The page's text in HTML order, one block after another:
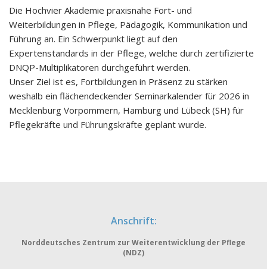
Die Hochvier Akademie praxisnahe Fort- und
Weiterbildungen in Pflege, Pädagogik, Kommunikation und
Führung an. Ein Schwerpunkt liegt auf den
Expertenstandards in der Pflege, welche durch zertifizierte
DNQP-Multiplikatoren durchgeführt werden.
Unser Ziel ist es, Fortbildungen in Präsenz zu stärken
weshalb ein flächendeckender Seminarkalender für 2026 in
Mecklenburg Vorpommern, Hamburg und Lübeck (SH) für
Pflegekräfte und Führungskräfte geplant wurde.
Anschrift:
Norddeutsches Zentrum zur Weiterentwicklung der Pflege
(NDZ)